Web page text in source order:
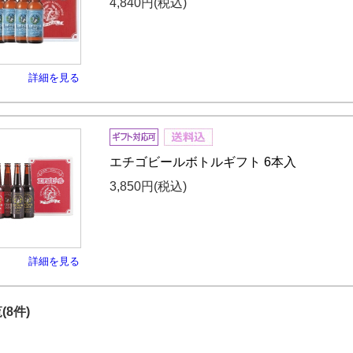
詳細を見る
4,840円 (税込)
詳細を見る
エチゴビールボトルギフト 6本入
3,850円 (税込)
件)